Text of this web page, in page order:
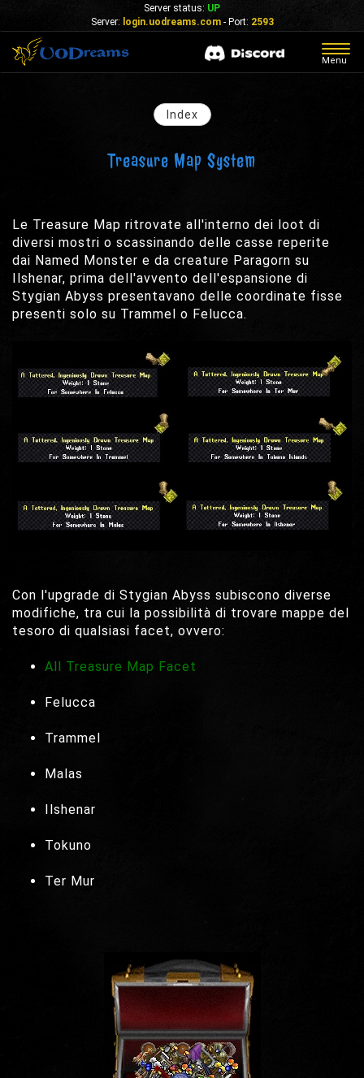
Server status: UP
Server: login.uodreams.com- Port: 2593
Menu
Index
Treasure Map System
Le Treasure Map ritrovate all'interno dei loot di
diversi mostri o scassinando delle casse reperite
dai Named Monster e da creature Paragorn su
Ilshenar, prima dell'avvento dell'espansione di
Stygian Abyss presentavano delle coordinate fisse
presenti solo su Trammel o Felucca.
Con l'upgrade di Stygian Abyss subiscono diverse
modifiche, tra cui la possibilità di trovare mappe del
tesoro di qualsiasi facet, ovvero:
All Treasure Map Facet
Felucca
Trammel
Malas
Ilshenar
Tokuno
Ter Mur